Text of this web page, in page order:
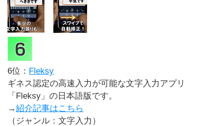
6位： Fleksy
ギネス認定の高速入力が可能な文字入力アプリ
「Fleksy」の日本語版です。
→紹介記事はこちら
（ジャンル：文字入力）